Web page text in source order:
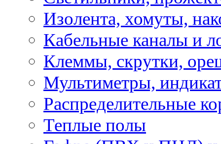
Изолента, хомуты,
Кабельные каналы и
Клеммы, скрутки,
Мультиметры,
Распределительные
Теплые полы